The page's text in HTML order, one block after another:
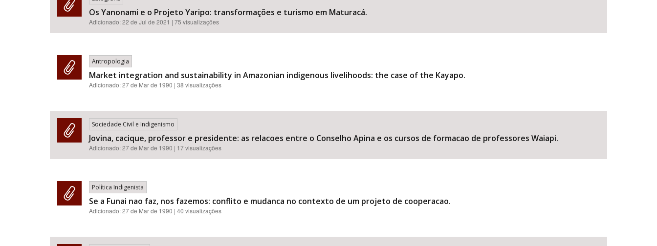
Os Yanonami e o Projeto Yaripo: transformações e turismo em Maturacá.
Adicionado:22 de Jul de 2021 | 75 visualizações
Antropologia
Market integration and sustainability in Amazonian indigenous livelihoods: the case of the Kayapo.
Adicionado:27 de Mar de 1990 | 38 visualizações
Sociedade Civil e Indigenismo
Jovina, cacique, professor e presidente: as relacoes entre o Conselho Apina e os cursos de formacao de professores Waiapi.
Adicionado:27 de Mar de 1990 | 17 visualizações
Política Indigenista
Se a Funai nao faz, nos fazemos: conflito e mudanca no contexto de um projeto de cooperacao.
Adicionado:27 de Mar de 1990 | 40 visualizações